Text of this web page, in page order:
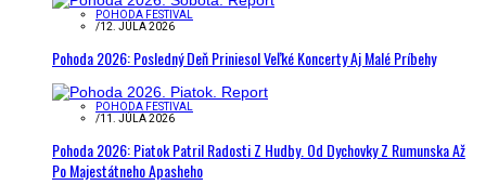
POHODA FESTIVAL
/12. JÚLA 2026
Pohoda 2026: Posledný Deň Priniesol Veľké Koncerty Aj Malé Príbehy
POHODA FESTIVAL
/11. JÚLA 2026
Pohoda 2026: Piatok Patril Radosti Z Hudby. Od Dychovky Z Rumunska Až
Po Majestátneho Apasheho